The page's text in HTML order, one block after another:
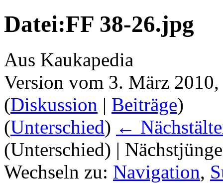
Datei:FF 38-26.jpg
Aus Kaukapedia
Version vom 3. März
(Diskussion | Beiträge)
(Unterschied) ←
(Unterschied) |
Wechseln zu: Navigation,